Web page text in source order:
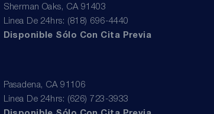
Sherman Oaks, CA 91403
Linea De 24hrs: (818) 696-4440
Disponible Sólo Con Cita Previa
Pasadena, CA 91106
Linea De 24hrs: (626) 723-3933